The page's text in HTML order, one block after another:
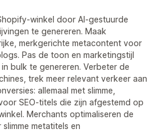
winkel door AI-gestuurde
te genereren. Maak
merkgerichte metacontent voor
Pas de toon en marketingstijl
bulk te genereren. Verbeter de
trek meer relevant verkeer aan
allemaal met slimme,
SEO-titels die zijn afgestemd op
Merchants optimaliseren de
metatitels en